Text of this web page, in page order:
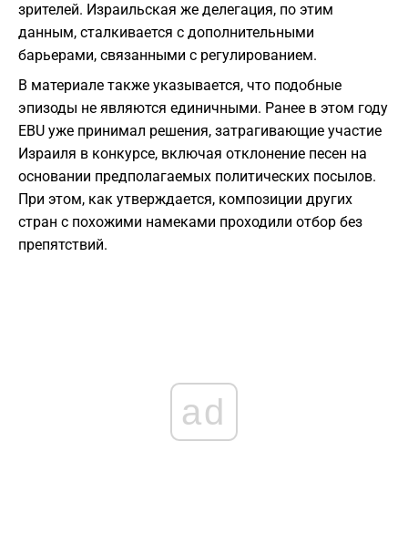
зрителей. Израильская же делегация, по этим
данным, сталкивается с дополнительными
барьерами, связанными с регулированием.
В материале также указывается, что подобные
эпизоды не являются единичными. Ранее в этом году
EBU уже принимал решения, затрагивающие участие
Израиля в конкурсе, включая отклонение песен на
основании предполагаемых политических посылов.
При этом, как утверждается, композиции других
стран с похожими намеками проходили отбор без
препятствий.
ad